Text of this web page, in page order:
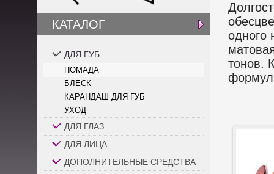
КАТАЛОГ
ДЛЯ ГУБ
ПОМАДА
БЛЕСК
КАРАНДАШ ДЛЯ ГУБ
УХОД
ДЛЯ ГЛАЗ
ДЛЯ ЛИЦА
ДОПОЛНИТЕЛЬНЫЕ СРЕДСТВА
одного
тонов.